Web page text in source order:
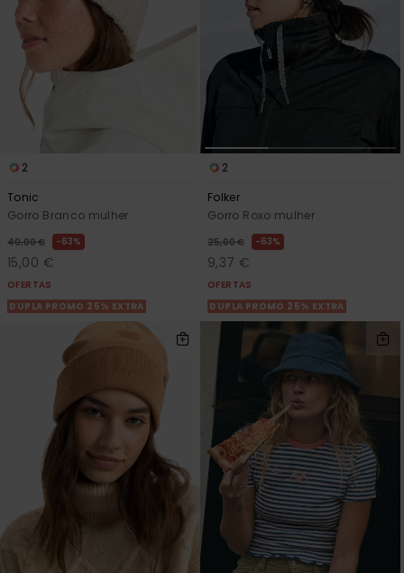
2
Tonic
Gorro Branco mulher
40,00 € 63%
15,00 €
OFERTAS
DUPLA PROMO 25% EXTRA
2
Folker
Gorro Roxo mulher
25,00 € 63%
9,37 €
OFERTAS
DUPLA PROMO 25% EXTRA